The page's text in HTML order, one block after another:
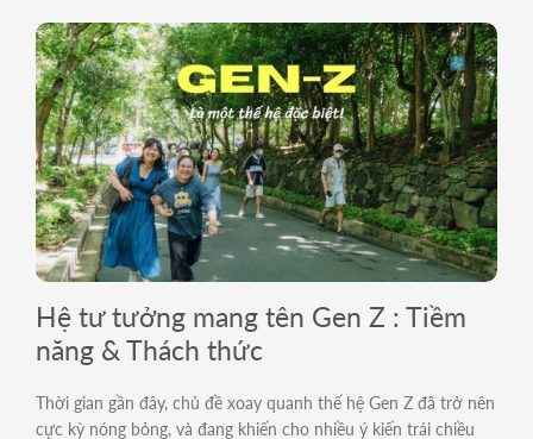
Hệ tư tưởng mang tên Gen Z : Tiềm
năng & Thách thức
Thời gian gần đây, chủ đề xoay quanh thế hệ Gen Z đã trở nên
cực kỳ nóng bỏng, và đang khiến cho nhiều ý kiến trái chiều